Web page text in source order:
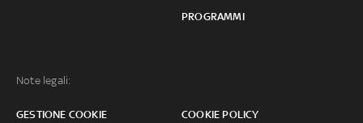
PROGRAMMI
Note legali:
GESTIONE COOKIE COOKIE POLICY